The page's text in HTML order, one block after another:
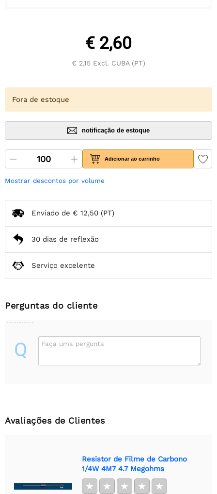
€ 2,60
€ 2,15 Excl. CUBA (PT)
Fora de estoque
notificação de estoque
Adicionar ao carrinho
Mostrar descontos por volume
Enviado de € 12,50 (PT)
30 dias de reflexão
Serviço excelente
Perguntas do cliente
Q Faça uma pergunta
Avaliações de Clientes
Resistor de Filme de Carbono
1/4W 4M7 4.7 Megohms
★ ★ ★ ★ ★